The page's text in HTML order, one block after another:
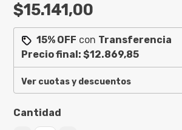
$15.141,00
15% OFF con Transferencia
Precio final:$12.869,85
Ver cuotas y descuentos
Cantidad